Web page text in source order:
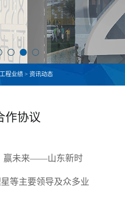
工程业绩 > 资讯动态
作协议
赢未来——山东新时
等主要领导及众多业